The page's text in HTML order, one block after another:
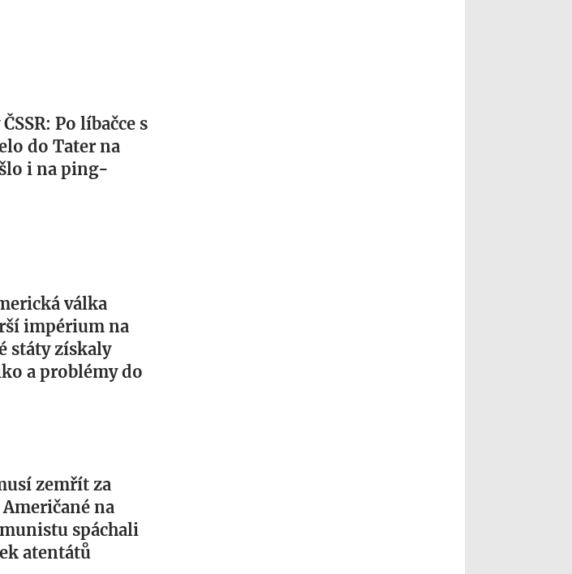
Po líbačce s
do Tater na
i na ping-
válka
impérium na
státy získaly
a problémy do
zemřít za
na
spáchali
atentátů